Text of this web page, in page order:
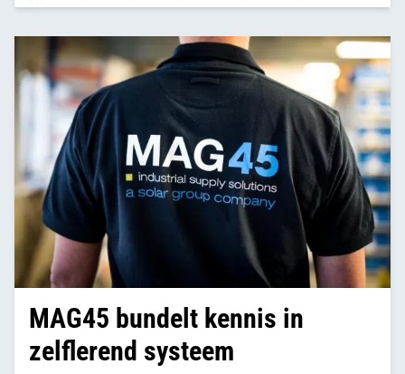
MAG45 bundelt kennis in
zelflerend systeem